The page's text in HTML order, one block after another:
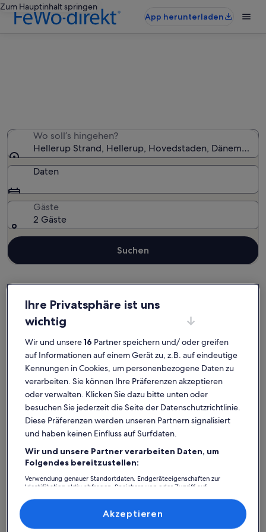
Zum Hauptinhalt springen
App herunterladen
Wo soll’s hingehen?
Hellerup Strand, Hellerup, Hovedstaden, Dänemark
Daten
Gäste
2 Gäste
Suchen
Hellerup
Hellerup Strand: Entdecke
Häuser
Weitere Infos zu Kopenhagen-Villa in der Nähe von Strand
Ihre Privatsphäre ist uns
wichtig
Wir und unsere16 Partner speichern und/ oder greifen
auf Informationen auf einem Gerät zu, z.B. auf eindeutige
Kennungen in Cookies, um personenbezogene Daten zu
verarbeiten. Sie können Ihre Präferenzen akzeptieren
oder verwalten. Klicken Sie dazu bitte unten oder
besuchen Sie jederzeit die Seite der Datenschutzrichtlinie.
Diese Präferenzen werden unseren Partnern signalisiert
und haben keinen Einfluss auf Surfdaten.
Wir und unsere Partner verarbeiten Daten, um
Folgendes bereitzustellen:
Verwendung genauer Standortdaten. Endgeräteeigenschaften zur
Identifikation aktiv abfragen. Speichern von oder Zugriff auf
Inhalte, Messung von Werbeleistung und der Performance von Inhalten,
Zielgruppenforschung sowie Entwicklung und Verbesserung von
Akzeptieren